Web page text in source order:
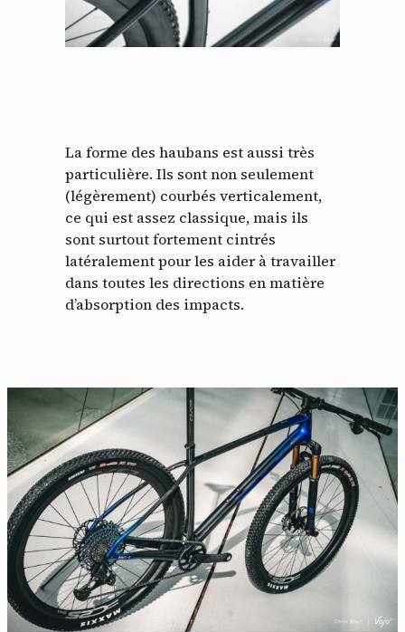
La forme des haubans est aussi très
particulière. Ils sont non seulement
(légèrement) courbés verticalement,
ce qui est assez classique, mais ils
sont surtout fortement cintrés
latéralement pour les aider à travailler
dans toutes les directions en matière
d’absorption des impacts.